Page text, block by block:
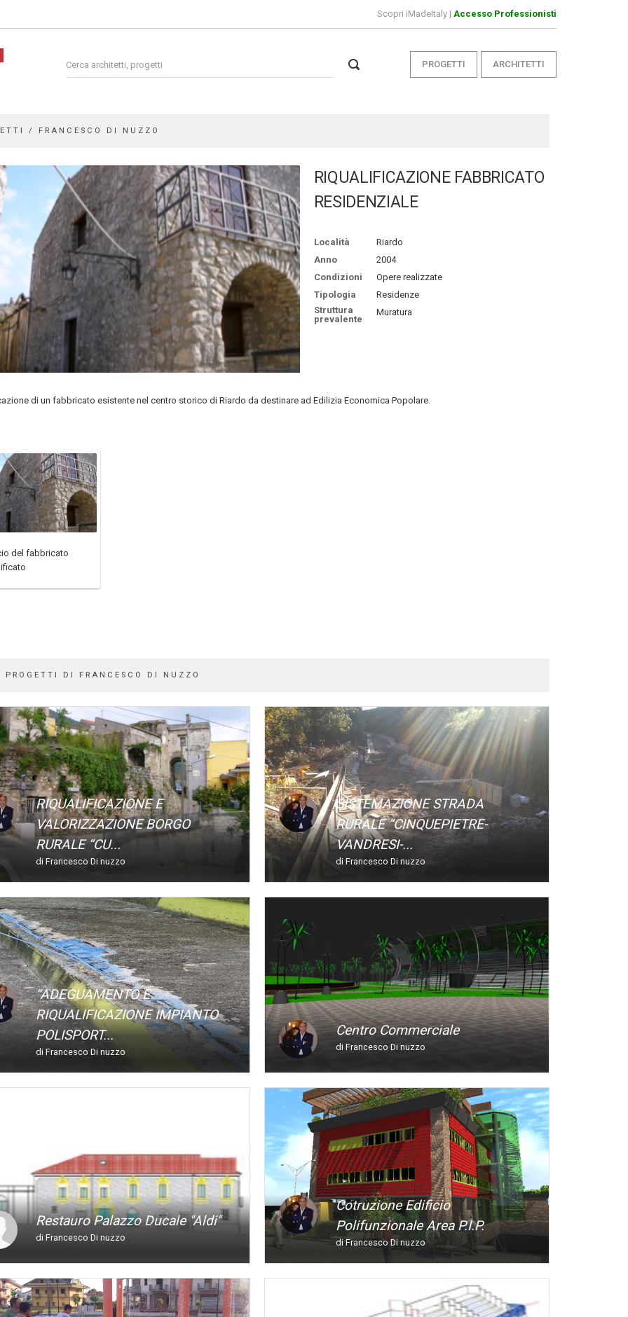
Scopri iMadeItaly | Accesso Professionisti
PROGETTI ARCHITETTI
/ FRANCESCO DI NUZZO
RIQUALIFICAZIONE FABBRICATO
RESIDENZIALE
Località
Riardo
Anno
2004
Condizioni
Opere realizzate
Tipologia
Residenze
Struttura
prevalente
Muratura
di un fabbricato esistente nel centro storico di Riardo da destinare ad Edilizia Economica Popolare.
del fabbricato
PROGETTI DI FRANCESCO DI NUZZO
RIQUALIFICAZIONE E
VALORIZZAZIONE BORGO
RURALE “CU...
di Francesco Di nuzzo
SISTEMAZIONE STRADA
RURALE “CINQUEPIETRE-
VANDRESI-...
di Francesco Di nuzzo
“ADEGUAMENTO E
RIQUALIFICAZIONE IMPIANTO
POLISPORT...
di Francesco Di nuzzo
Centro Commerciale
di Francesco Di nuzzo
Restauro Palazzo Ducale "aldi"
di Francesco Di nuzzo
Cotruzione Edificio
Polifunzionale Area P.i.p.
di Francesco Di nuzzo